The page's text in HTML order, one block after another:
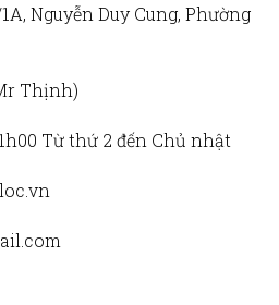
Nguyễn Duy Cung, Phường
Thịnh)
Từ thứ 2 đến Chủ nhật